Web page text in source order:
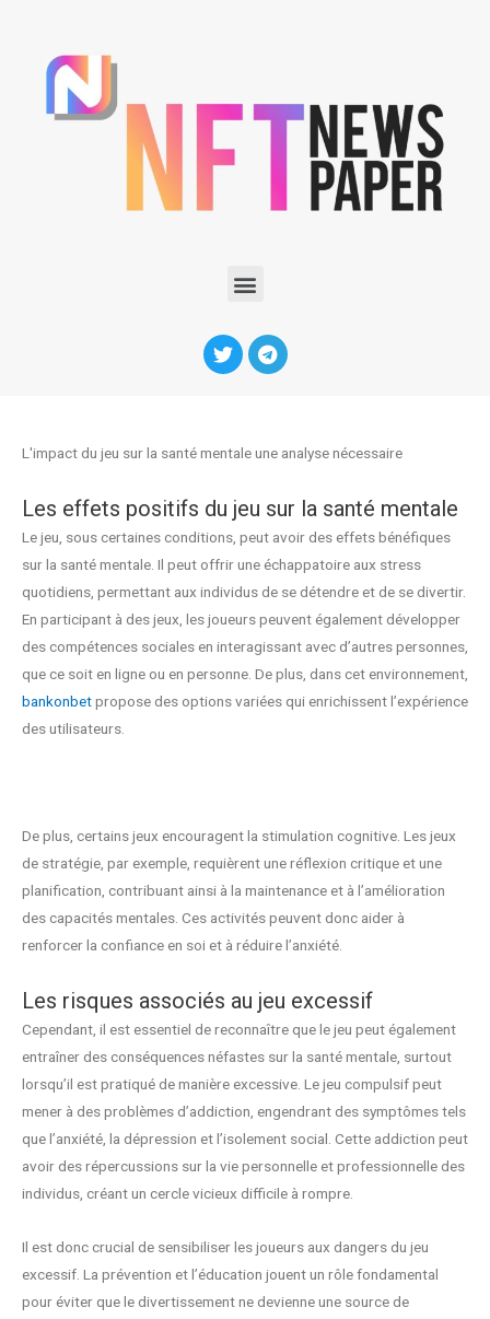
L'impact du jeu sur la santé mentale une analyse nécessaire
Les effets positifs du jeu sur la santé mentale
Le jeu, sous certaines conditions, peut avoir des effets bénéfiques
sur la santé mentale. Il peut offrir une échappatoire aux stress
quotidiens, permettant aux individus de se détendre et de se divertir.
En participant à des jeux, les joueurs peuvent également développer
des compétences sociales en interagissant avec d’autres personnes,
que ce soit en ligne ou en personne. De plus, dans cet environnement,
bankonbetpropose des options variées qui enrichissent l’expérience
des utilisateurs.
De plus, certains jeux encouragent la stimulation cognitive. Les jeux
de stratégie, par exemple, requièrent une réflexion critique et une
planification, contribuant ainsi à la maintenance et à l’amélioration
des capacités mentales. Ces activités peuvent donc aider à
renforcer la confiance en soi et à réduire l’anxiété.
Les risques associés au jeu excessif
Cependant, il est essentiel de reconnaître que le jeu peut également
entraîner des conséquences néfastes sur la santé mentale, surtout
lorsqu’il est pratiqué de manière excessive. Le jeu compulsif peut
mener à des problèmes d’addiction, engendrant des symptômes tels
que l’anxiété, la dépression et l’isolement social. Cette addiction peut
avoir des répercussions sur la vie personnelle et professionnelle des
individus, créant un cercle vicieux difficile à rompre.
Il est donc crucial de sensibiliser les joueurs aux dangers du jeu
excessif. La prévention et l’éducation jouent un rôle fondamental
pour éviter que le divertissement ne devienne une source de